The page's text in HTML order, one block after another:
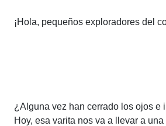
¡Hola, pequeños exploradores del
¿Alguna vez han cerrado los ojos e
Hoy, esa varita nos va a llevar a